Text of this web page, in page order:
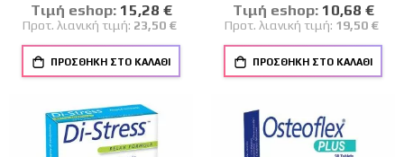
Tιμή eshop: Ειδική
Τιμή
15,28 €
Προτ. λιανική τιμή: 23,50 €
ΠΡΟΣΘΉΚΗ ΣΤΟ ΚΑΛΆΘΙ
Tιμή eshop: Ειδική
Τιμή
10,68 €
Προτ. λιανική τιμή: 19,50 €
ΠΡΟΣΘΉΚΗ ΣΤΟ ΚΑΛΆΘΙ